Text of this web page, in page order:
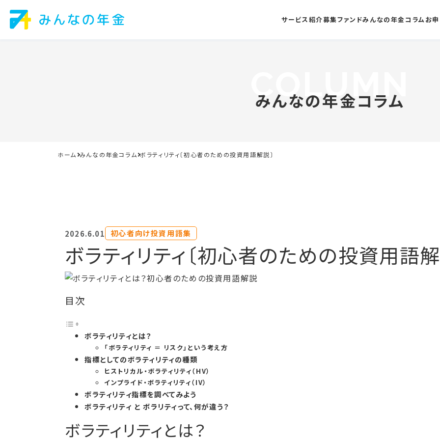
サービス紹介募集ファンドみんなの年金コラムお
みんなの年金コラム
ホーム みんなの年金コラム ボラティリティ〔初心者のための投資用語解説〕
2026.6.01 初心者向け投資用語集
ボラティリティ〔初心者のための投資用語
目次
ボラティリティとは？
「ボラティリティ ＝ リスク」という考え方
指標としてのボラティリティの種類
ヒストリカル・ボラティリティ（HV）
インプライド・ボラティリティ（IV）
ボラティリティ指標を調べてみよう
ボラティリティ と ボラリティって、何が違う？
ボラティリティとは？